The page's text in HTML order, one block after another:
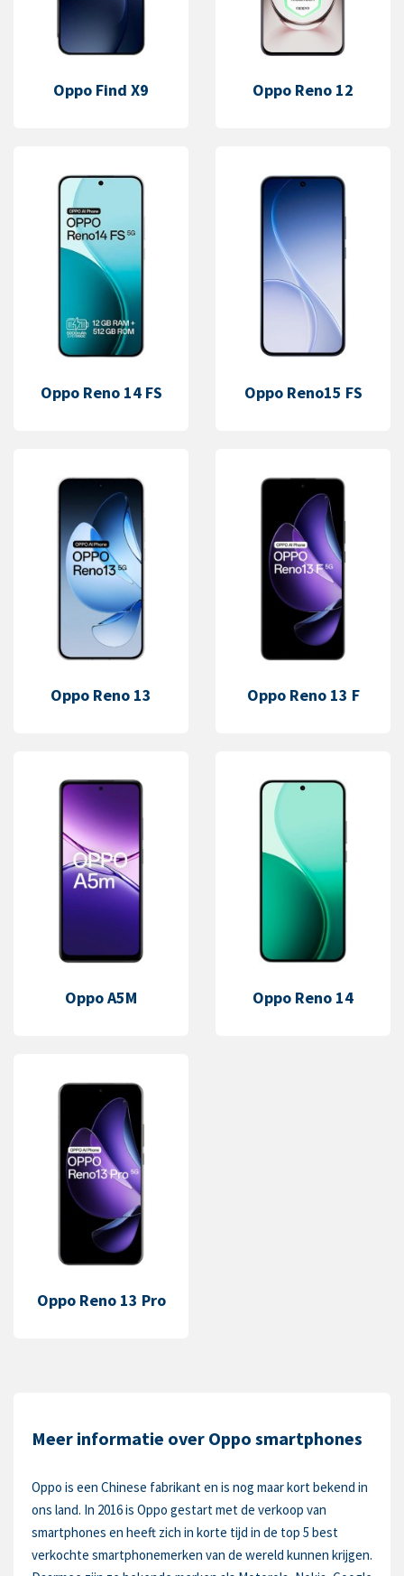
Oppo Find X9 Oppo Reno 12
Oppo Reno 14 FS Oppo Reno15 FS
Oppo Reno 13 Oppo Reno 13 F
Oppo A5M Oppo Reno 14
Oppo Reno 13 Pro
Meer informatie over Oppo smartphones
Oppo is een Chinese fabrikant en is nog maar kort bekend in
ons land. In 2016 is Oppo gestart met de verkoop van
smartphones en heeft zich in korte tijd in de top 5 best
verkochte smartphonemerken van de wereld kunnen krijgen.